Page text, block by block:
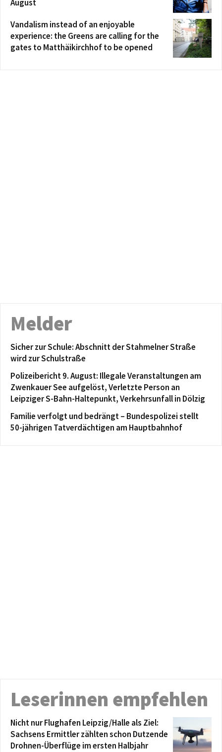
August
Vandalism instead of an enjoyable
experience: the Greens are calling for the
gates to Matthäikirchhof to be opened
Melder
Sicher zur Schule: Abschnitt der Stahmelner Straße
wird zur Schulstraße
Polizeibericht 9. August: Illegale Veranstaltungen am
Zwenkauer See aufgelöst, Verletzte Person an
Leipziger S-Bahn-Haltepunkt, Verkehrsunfall in Dölzig
Familie verfolgt und bedrängt – Bundespolizei stellt
50-jährigen Tatverdächtigen am Hauptbahnhof
Leserinnen empfehlen
Nicht nur Flughafen Leipzig/Halle als Ziel:
Sachsens Ermittler zählten schon Dutzende
Drohnen-Überflüge im ersten Halbjahr